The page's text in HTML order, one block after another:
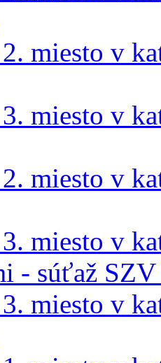
miesto v
miesto v
miesto v
miesto v
- súťaž
miesto v